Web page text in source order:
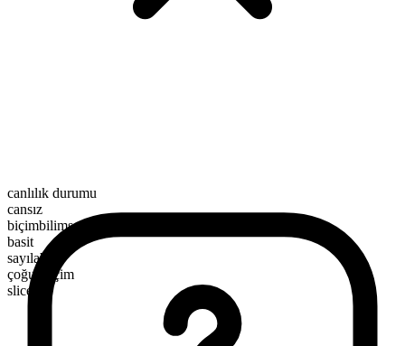
canlılık durumu
cansız
biçimbilimsel yapı
basit
sayılabilir
çoğul biçim
slices